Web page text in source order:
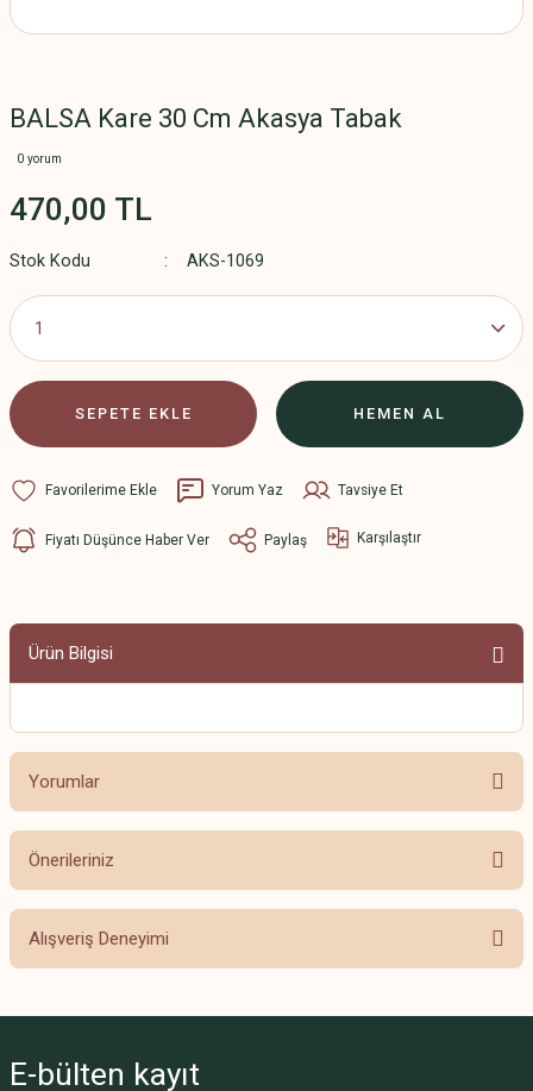
BALSA Kare 30 Cm Akasya Tabak
0 yorum
470,00 TL
Stok Kodu AKS-1069
SEPETE EKLE HEMEN AL
Yorum Yaz Tavsiye Et
Fiyatı Düşünce Haber Ver Paylaş Karşılaştır
Ürün Bilgisi
Yorumlar
Bu ürüne ilk yorumu siz yapın!
Önerileriniz
Bu ürünün fiyat bilgisi, resim, ürün açıklamalarında ve diğer konularda
yetersiz gördüğünüz noktaları öneri formunu kullanarak tarafımıza
iletebilirsiniz.
Ürün açıklamasında eksik bilgiler bulunuyor.
Alışveriş Deneyimi
E-bülten kayıt